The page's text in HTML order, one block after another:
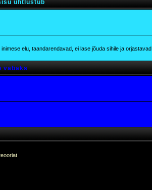
ühtlustub
elu, taandarendavad, ei lase jõuda sihile ja orjastavad.
vabaks